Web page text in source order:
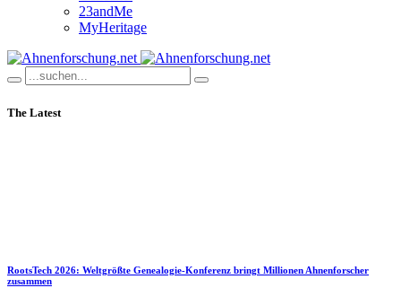
23andMe
MyHeritage
The Latest
RootsTech 2026: Weltgrößte Genealogie-Konferenz bringt Millionen Ahnenforscher
zusammen